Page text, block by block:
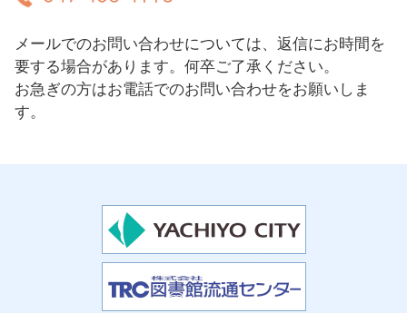
メールでのお問い合わせについては、返信にお時間を
要する場合があります。何卒ご了承ください。
お急ぎの方はお電話でのお問い合わせをお願いしま
す。